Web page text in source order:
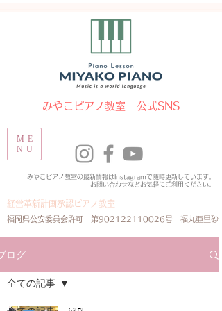
ME
NU
経営革新計画承認ピアノ教室
​福岡県公安委員会許可 第902122110026号 福丸亜里砂
みやこピアノ教室の最新情報はInstagramで随時更新しています。
​お問い合わせなどお気軽にご利用ください。
​みやこピアノ教室 公式SNS
ログ
全ての記事